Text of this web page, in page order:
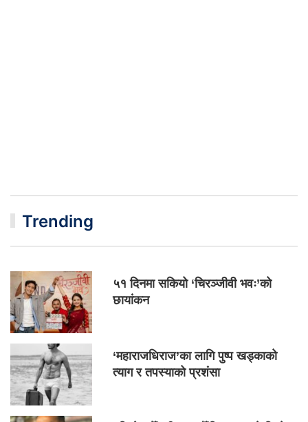
Trending
५१ दिनमा सकियो ‘चिरञ्जीवी भवः’को
छायांकन
‘महाराजधिराज’का लागि पुष्प खड्काको
त्याग र तपस्याको प्रशंसा